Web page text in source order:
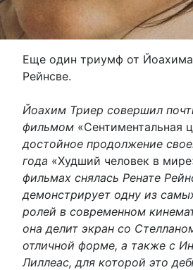
Еще один триумф от
Рейнсве.
Йоахим Триер совершил
фильмом «Сентиментальная
достойное продолжение
года «Худший человек в
фильмах снялась Ренате
демонстрирует одну из
ролей в современном
она делит экран со
отличной форме, а также с
Лиллеас, для которой это